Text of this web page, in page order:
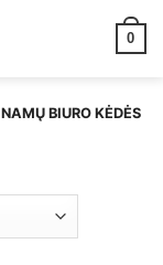
0
NAMŲ BIURO KĖDĖS